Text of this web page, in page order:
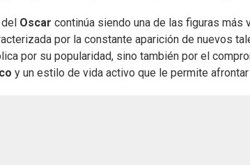
Oscar continúa siendo una de las figuras más
por la constante aparición de nuevos
por su popularidad, sino también por el
y un estilo de vida activo que le permite